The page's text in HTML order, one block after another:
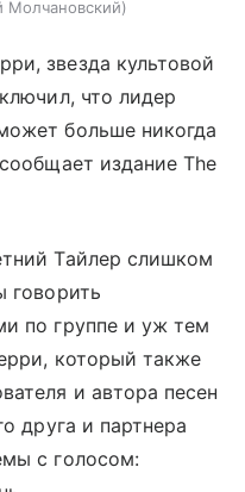
Молчановский
звезда культовой
что лидер
больше никогда
издание The
Тайлер слишком
говорить
по группе и уж тем
который также
и автора песен
друга и партнера
с голосом: